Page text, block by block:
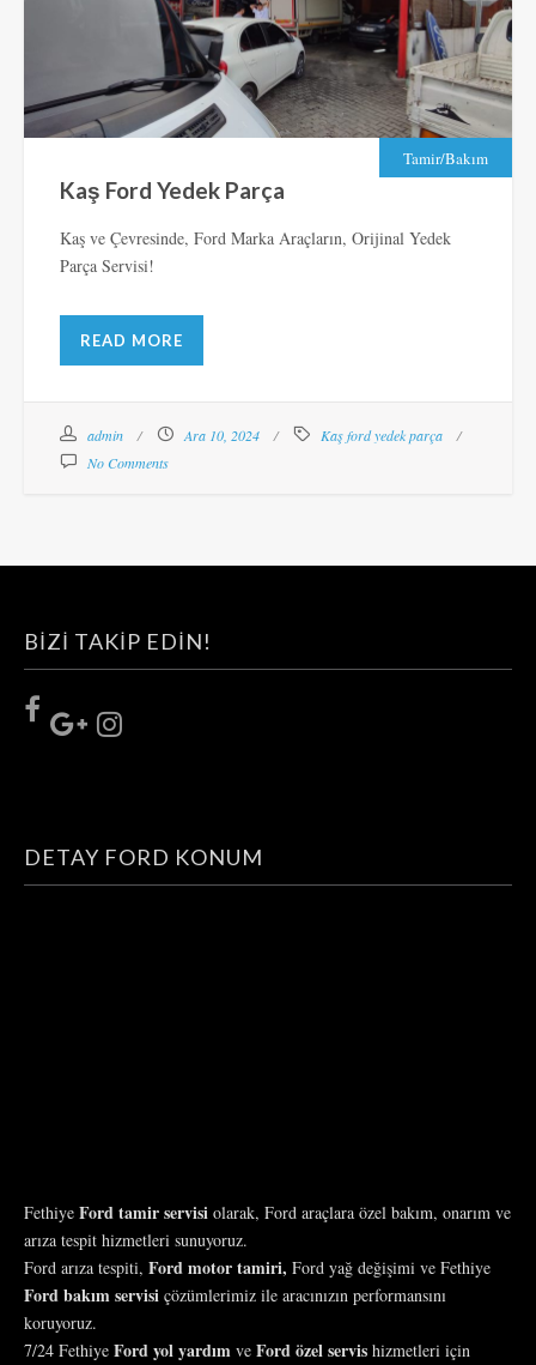
Tamir/Bakım
Kaş Ford Yedek Parça
Kaş ve Çevresinde, Ford Marka Araçların, Orijinal Yedek
Parça Servisi!
READ MORE
admin Ara 10, 2024
Kaş ford yedek parça
No Comments
BIZI TAKIP EDIN!
DETAY FORD KONUM
Fethiye Ford tamir servisi olarak, Ford araçlara özel bakım, onarım ve
arıza tespit hizmetleri sunuyoruz.
Ford arıza tespiti, Ford motor tamiri, Ford yağ değişimi ve Fethiye
Ford bakım servisi çözümlerimiz ile aracınızın performansını
koruyoruz.
7/24 Fethiye Ford yol yardım ve Ford özel servis hizmetleri için